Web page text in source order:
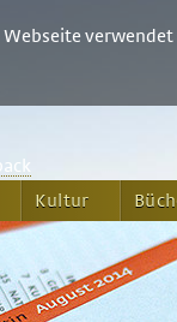
Kultur
Webseite